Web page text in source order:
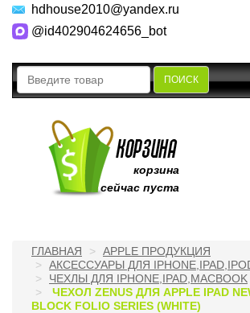
hdhouse2010@yandex.ru
@id402904624656_bot
ПОИСК
корзина
сейчас пуста
ГЛАВНАЯ
APPLE ПРОДУКЦИЯ
АКСЕССУАРЫ ДЛЯ
ЧЕХЛЫ ДЛЯ IPHONE,IPAD,MACBOOK
ЧЕХОЛ ZENUS ДЛЯ APPLE IPAD
BLOCK FOLIO SERIES (WHITE)